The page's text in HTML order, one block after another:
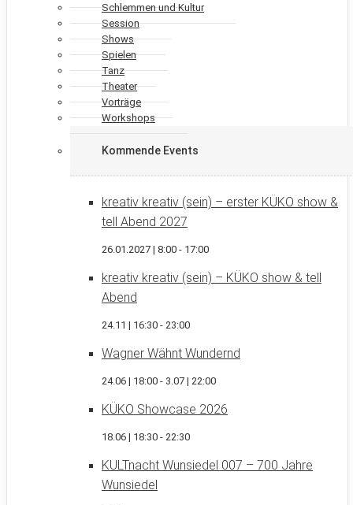
Schlemmen und Kultur
Session
Shows
Spielen
Tanz
Theater
Vorträge
Workshops
Kommende Events
kreativ kreativ (sein) – erster KÜKO show &
tell Abend 2027
26.01.2027 | 8:00 - 17:00
kreativ kreativ (sein) – KÜKO show & tell
Abend
24.11 | 16:30 - 23:00
Wagner Wähnt Wundernd
24.06 | 18:00 - 3.07 | 22:00
KÜKO Showcase 2026
18.06 | 18:30 - 22:30
KULTnacht Wunsiedel 007 – 700 Jahre
Wunsiedel